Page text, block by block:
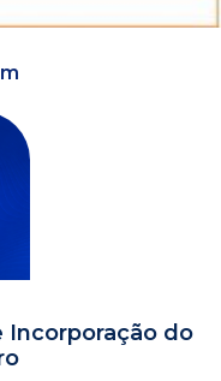
Incorporação do